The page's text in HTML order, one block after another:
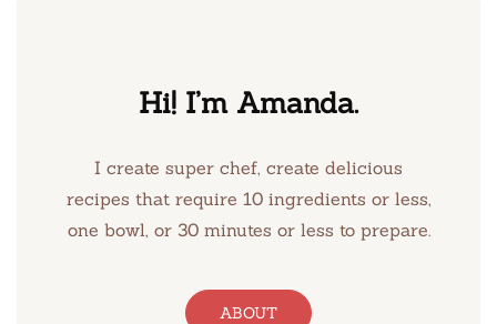
Hi! I’m Amanda.
I create super chef, create delicious
recipes that require 10 ingredients or less,
one bowl, or 30 minutes or less to prepare.
ABOUT